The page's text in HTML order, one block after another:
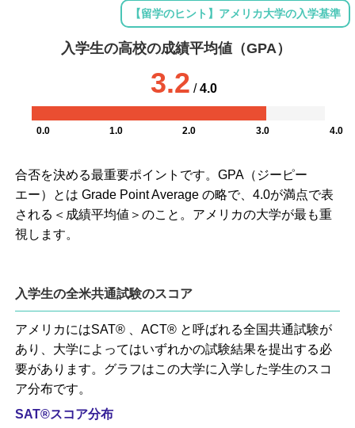
【留学のヒント】アメリカ大学の入学基準
入学生の高校の成績平均値（GPA）
3.2 /4.0
0.0 1.0 2.0 3.0 4.0
合否を決める最重要ポイントです。GPA（ジーピー
エー）とは Grade Point Average の略で、4.0が満点で表
される＜成績平均値＞のこと。アメリカの大学が最も重
視します。
入学生の全米共通試験のスコア
アメリカにはSAT® 、ACT® と呼ばれる全国共通試験が
あり、大学によってはいずれかの試験結果を提出する必
要があります。グラフはこの大学に入学した学生のスコ
ア分布です。
SAT®スコア分布